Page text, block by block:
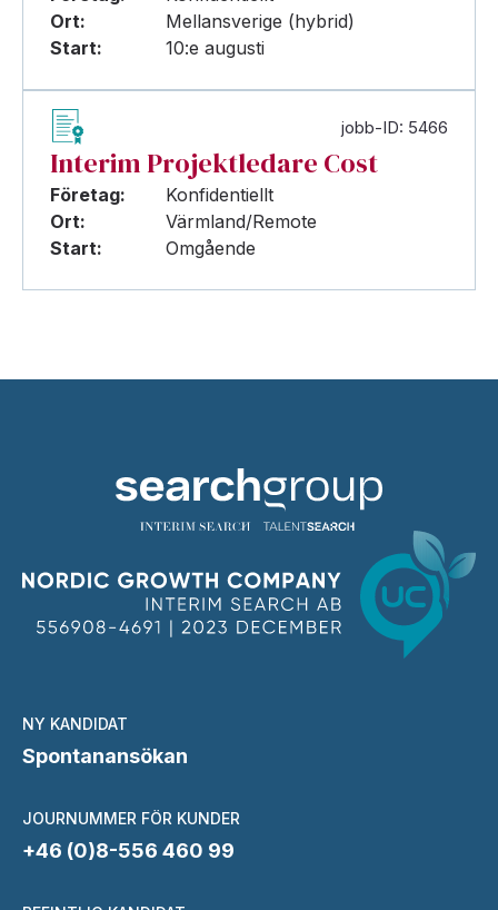
Ort:
Mellansverige (hybrid)
Start:
10:e augusti
jobb-ID: 5466
Interim Projektledare Cost
Företag:
Konfidentiellt
Ort:
Värmland/Remote
Start:
Omgående
NY KANDIDAT
Spontanansökan
JOURNUMMER FÖR KUNDER
+46 (0)8-556 460 99